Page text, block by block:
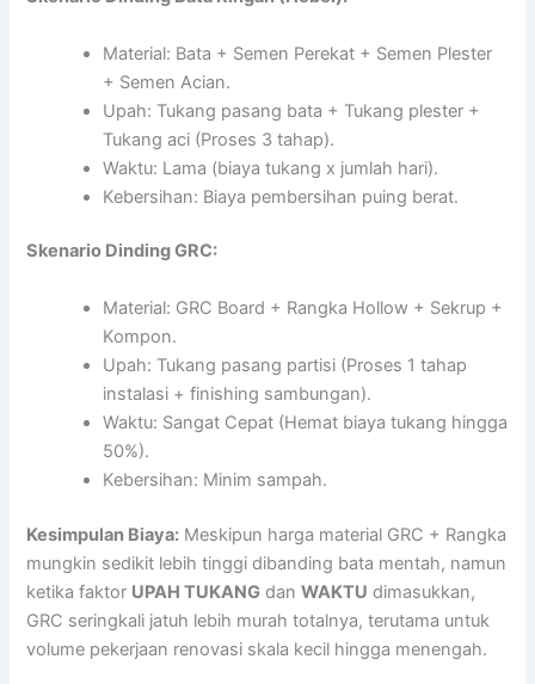
Material: Bata + Semen Perekat + Semen Plester
+ Semen Acian.
Upah: Tukang pasang bata + Tukang plester +
Tukang aci (Proses 3 tahap).
Waktu: Lama (biaya tukang x jumlah hari).
Kebersihan: Biaya pembersihan puing berat.
Skenario Dinding GRC:
Material: GRC Board + Rangka Hollow + Sekrup +
Kompon.
Upah: Tukang pasang partisi (Proses 1 tahap
instalasi + finishing sambungan).
Waktu: Sangat Cepat (Hemat biaya tukang hingga
50%).
Kebersihan: Minim sampah.
Kesimpulan Biaya: Meskipun harga material GRC + Rangka
mungkin sedikit lebih tinggi dibanding bata mentah, namun
ketika faktor UPAH TUKANG danWAKTU dimasukkan,
GRC seringkali jatuh lebih murah totalnya, terutama untuk
volume pekerjaan renovasi skala kecil hingga menengah.